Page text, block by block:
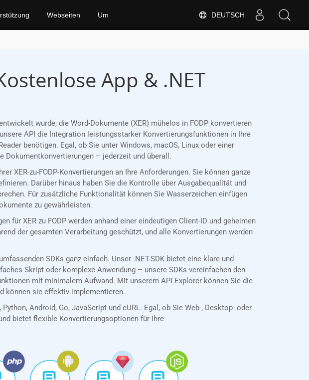
DEUTSCH
Webseiten Um
App & .NET
wurde, die Word-Dokumente (XER) mühelos in FODP konvertieren
API die Integration leistungsstarker Konvertierungsfunktionen in Ihre
benötigen. Egal, ob Sie unter Windows, macOS, Linux oder einer
Dokumentkonvertierungen – jederzeit und überall.
XER-zu-FODP-Konvertierungen an Ihre Anforderungen. Sie können ganze
Darüber hinaus haben Sie die Kontrolle über Ausgabequalität und
Für zusätzliche Funktionalität können Sie Wasserzeichen einfügen
zu gewährleisten.
für XER zu FODP werden anhand einer eindeutigen Client-ID und geheimen
der gesamten Verarbeitung geschützt, und alle Konvertierungen werden
SDKs ganz einfach. Unser .NET-SDK bietet eine klare und
Skript oder komplexe Anwendung – unsere SDKs vereinfachen den
mit minimalem Aufwand. Mit unserem API Explorer können Sie die
können sie effektiv implementieren.
Android, Go, JavaScript und cURL. Egal, ob Sie Web-, Desktop- oder
bietet flexible Konvertierungsoptionen für Ihre